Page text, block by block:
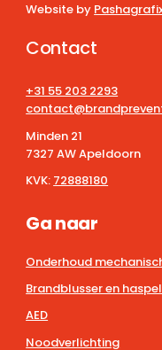
Website by
Contact
+31 55 203 2293
Minden 21
7327 AW Apeldoorn
KVK: 72888180
Ga naar
Onderhoud
Brandblusser en haspel
AED
Noodverlichting